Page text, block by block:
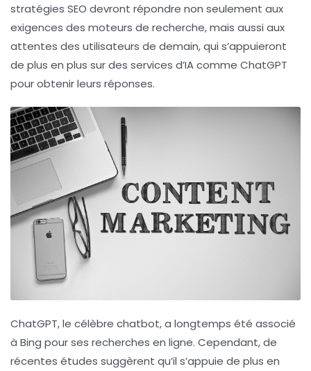
stratégies SEO devront répondre non seulement aux
exigences des moteurs de recherche, mais aussi aux
attentes des utilisateurs de demain, qui s’appuieront
de plus en plus sur des services d’IA comme ChatGPT
pour obtenir leurs réponses.
ChatGPT, le célèbre chatbot, a longtemps été associé
à Bing pour ses recherches en ligne. Cependant, de
récentes études suggèrent qu’il s’appuie de plus en